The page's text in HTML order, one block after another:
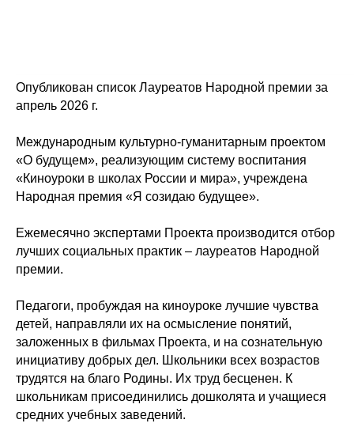
Опубликован список Лауреатов Народной премии за
апрель 2026 г.
Международным культурно-гуманитарным проектом
«О будущем», реализующим систему воспитания
«Киноуроки в школах России и мира», учреждена
Народная премия «Я созидаю будущее».
Ежемесячно экспертами Проекта производится отбор
лучших социальных практик – лауреатов Народной
премии.
Педагоги, пробуждая на киноуроке лучшие чувства
детей, направляли их на осмысление понятий,
заложенных в фильмах Проекта, и на сознательную
инициативу добрых дел. Школьники всех возрастов
трудятся на благо Родины. Их труд бесценен. К
школьникам присоединились дошколята и учащиеся
средних учебных заведений.